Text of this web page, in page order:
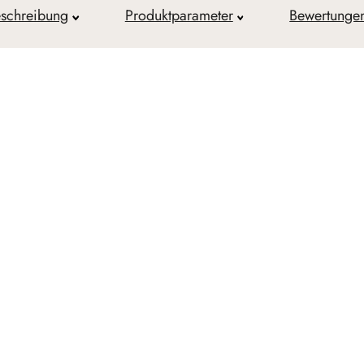
Produktparameter